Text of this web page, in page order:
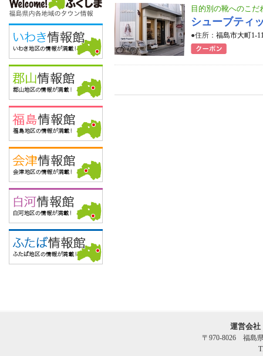
目的別の靴へのこだ
シューブティ
●住所： 福島市大町1-
運営会
〒970-8026 福島